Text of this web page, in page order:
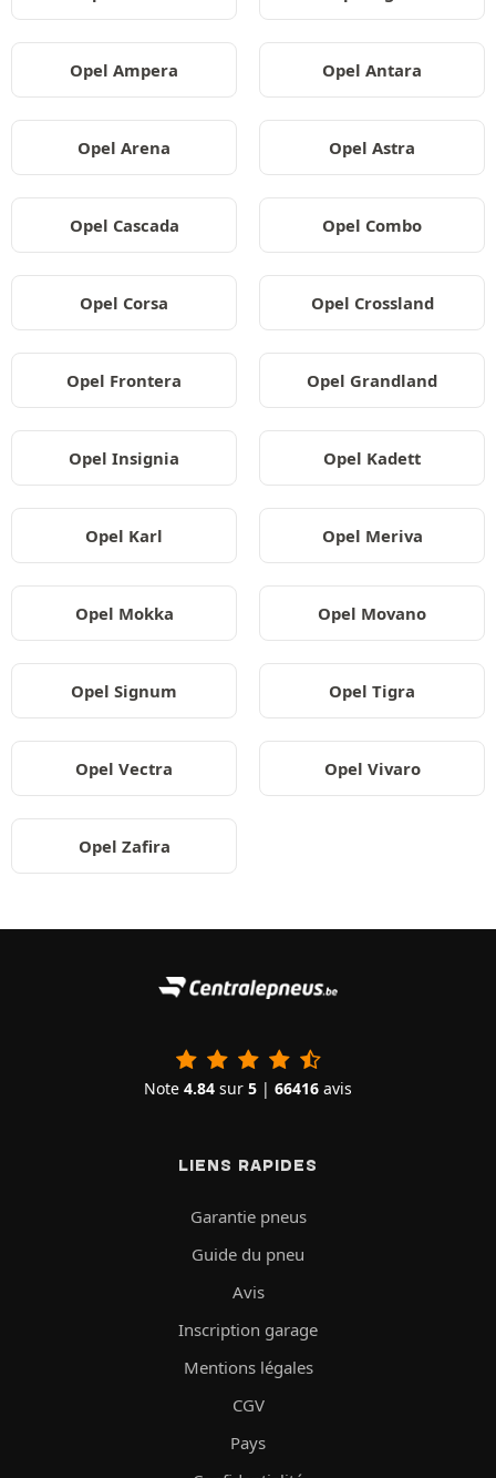
Opel Ampera Opel Antara
Opel Arena Opel Astra
Opel Cascada Opel Combo
Opel Corsa Opel Crossland
Opel Frontera Opel Grandland
Opel Insignia Opel Kadett
Opel Karl Opel Meriva
Opel Mokka Opel Movano
Opel Signum Opel Tigra
Opel Vectra Opel Vivaro
Opel Zafira
Note 4.84 sur 5 | 66416 avis
LIENS RAPIDES
Garantie pneus
Guide du pneu
Avis
Inscription garage
Mentions légales
CGV
Pays